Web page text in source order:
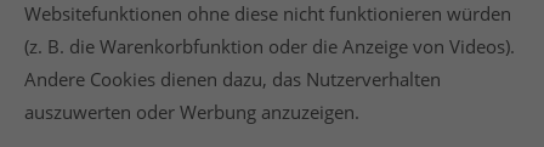
Websitefunktionen ohne diese nicht funktionieren würden
(z. B. die Warenkorbfunktion oder die Anzeige von Videos).
Andere Cookies dienen dazu, das Nutzerverhalten
auszuwerten oder Werbung anzuzeigen.